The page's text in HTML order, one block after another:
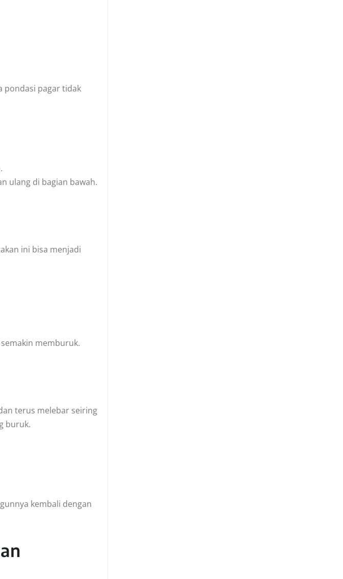
pondasi pagar tidak
ulang di bagian bawah.
ini bisa menjadi
memburuk.
terus melebar seiring
buruk.
kembali dengan